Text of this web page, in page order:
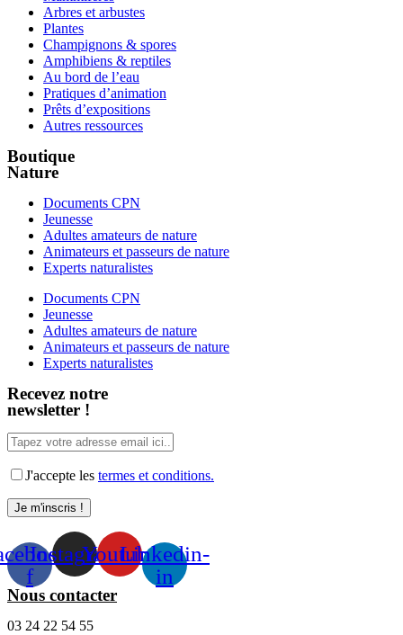
Arbres et arbustes
Plantes
Champignons & spores
Amphibiens & reptiles
Au bord de l’eau
Pratiques d’animation
Prêts d’expositions
Autres ressources
Boutique
Nature
Documents CPN
Jeunesse
Adultes amateurs de nature
Animateurs et passeurs de nature
Experts naturalistes
Documents CPN
Jeunesse
Adultes amateurs de nature
Animateurs et passeurs de nature
Experts naturalistes
Recevez notre
newsletter !
J'accepte les termes et conditions.
f
InstagramYoutubeLinkedin-
in
Nous contacter
03 24 22 54 55